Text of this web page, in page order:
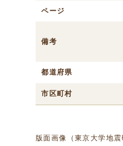
ページ
備考
都道府県
市区町村
版面画像（東京大学地震